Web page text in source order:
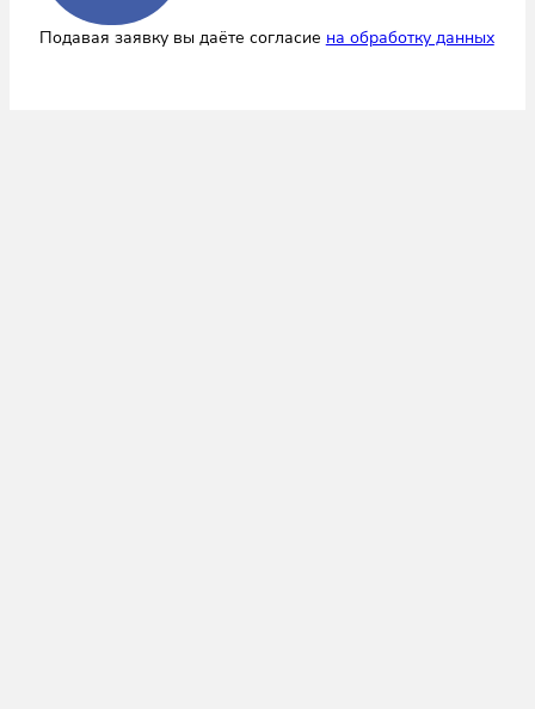
Подавая заявку вы даёте согласие на обработку данных